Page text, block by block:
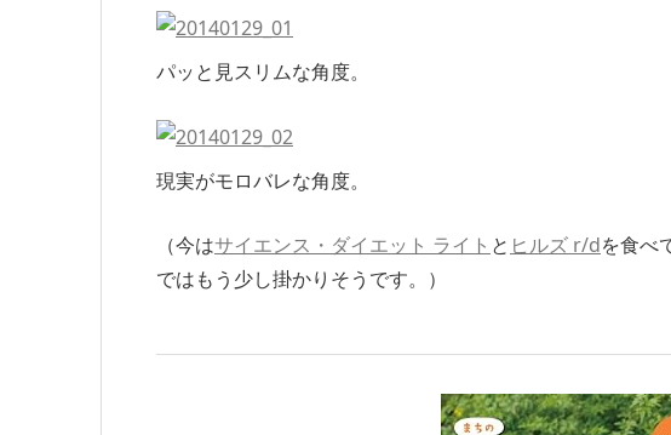
パッと見スリムな角度。
現実がモロバレな角度。
（今はサイエンス・ダイエット ライト と ヒルズ r/dを食べ
ではもう少し掛かりそうです。）